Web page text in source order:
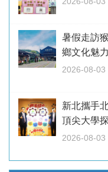
暑假走訪
鄉文化魅力
2026-08-03
新北攜手
頂尖大學
2026-08-03